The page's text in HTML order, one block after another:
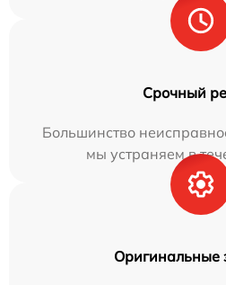
Срочный
Большинство
мы устраняем в
Оригинальные